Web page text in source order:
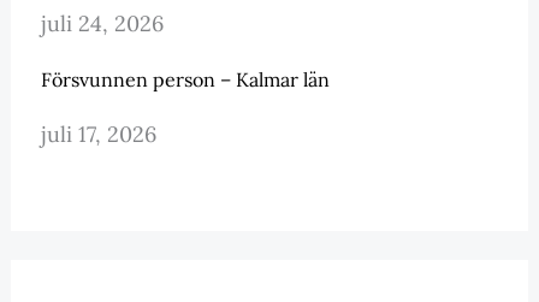
juli 24, 2026
Försvunnen person – Kalmar län
juli 17, 2026